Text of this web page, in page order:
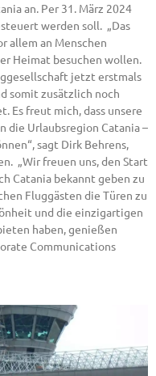
an. Per 31. März 2024
werden soll. „Das
allem an Menschen
Heimat besuchen wollen.
jetzt erstmals
somit zusätzlich noch
Es freut mich, dass unsere
die Urlaubsregion Catania –
sagt Dirk Behrens,
„Wir freuen uns, den Start
Catania bekannt geben zu
Fluggästen die Türen zu
und die einzigartigen
haben, genießen
Communications